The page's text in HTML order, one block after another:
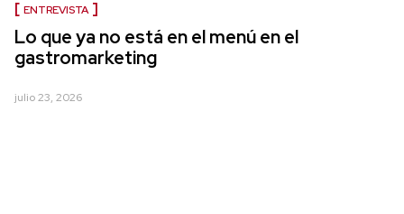
ENTREVISTA
Lo que ya no está en el menú en el
gastromarketing
julio 23, 2026